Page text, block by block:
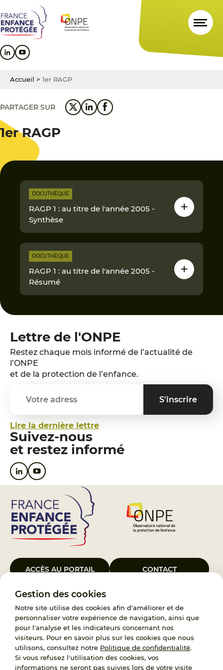
Gestion des cookies
Notre site utilise des cookies afin d'améliorer et de
personnaliser votre expérience de navigation, ainsi que
pour l'analyse et les indicateurs concernant nos
visiteurs. Pour en savoir plus sur les cookies que nous
utilisons, consultez notre Politique de confidentialité.
Si vous refusez l'utilisation des cookies, vos
informations ne seront pas suivies lors de votre visite
au
contenu
principal
au
menu
principal
au
pied
de
Accueil > 1er RAGP
PARTAGER SUR
1er RAGP
DOCUTHÈQUE
RAGP 1 : au titre de l'année 2005 -
Synthèse
DOCUTHÈQUE
RAGP 1 : au titre de l'année 2005 -
Résumé
Lettre de l'ONPE
Restez chaque mois informé de l’actualité de
l’ONPE
et de la protection de l’enfance.
Lire la dernière lettre
Suivez-nous
et restez informé
ACCÈS AU PORTAIL CONTACT
Le Groupement d’Intérêt Public France Enfance Protégée, créé le 5
janvier 2023, a pour objet d’assurer les missions de service public du
119, d’accompagnement des adoptants et de traitement des
demandes d’accès aux origines personnelles. France Enfance
Protégée est également un observatoire et une ressource pour
l’ensemble des professionnels, ainsi qu’un appui à l’élaboration de la
politique publique à travers le soutien à l’activité des conseils
nationaux.